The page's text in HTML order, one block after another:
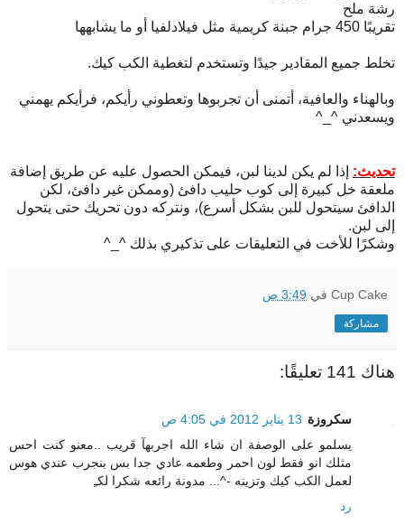
رشة ملح
تقريبًا 450 جرام جبنة كريمية مثل فيلادلفيا أو ما يشابهها
تخلط جميع المقادير جيدًا وتستخدم لتغطية الكب كيك.
وبالهناء والعافية، أتمنى أن تجربوها وتعطوني رأيكم، فرأيكم يهمني
ويسعدني ^_^
تحديث: إذا لم يكن لدينا لبن، فيمكن الحصول عليه عن طريق إضافة
ملعقة خل كبيرة إلى كوب حليب دافئ (وممكن غير دافئ، لكن
الدافئ سيتحول للبن بشكل أسرع)، ونتركه دون تحريك حتى يتحول
إلى لبن.
وشكرًا للأخت في التعليقات على تذكيري بذلك ^_^
Cup Cake في 3:49 ص
مشاركة
هناك 141 تعليقًا:
سكروزة 13 يناير 2012 في 4:05 ص
يسلمو على الوصفة ان شاء الله اجربهآ قريب ..معنو كنت احس
مثلك انو فقط لون احمر وطعمه عادي جدا بس بنجرب عندي هوس
لعمل الكب كيك وتزينه -^... مدونة رائعه شكرا لكـِ
رد